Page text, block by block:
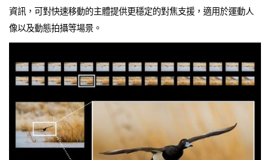
資訊，可對快速移動的主體提供更穩定的對焦支援，適用於運動人
像以及動態拍攝等場景。